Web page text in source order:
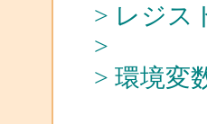
> レジス
>
> 環境変